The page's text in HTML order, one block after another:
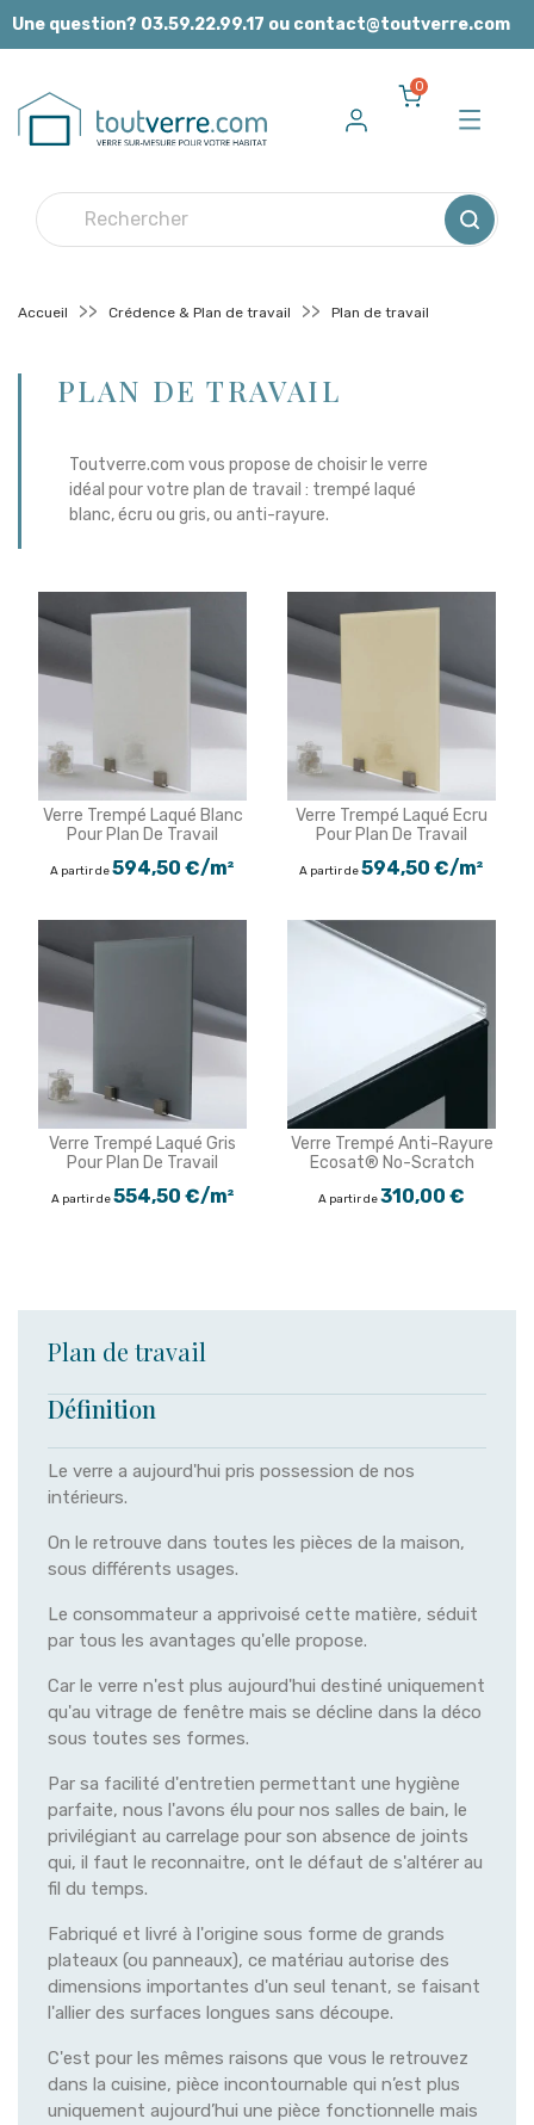
Panneau de gestion des cookies
Une question? 03.59.22.99.17 ou contact@toutverre.com
0
Accueil Crédence & Plan de travail Plan de travail
PLAN DE TRAVAIL
Toutverre.com vous propose de choisir le verre
idéal pour votre plan de travail : trempé laqué
blanc, écru ou gris, ou anti-rayure.
Verre Trempé Laqué Blanc
Pour Plan De Travail
A partir de594,50 €/m²
Verre Trempé Laqué Ecru
Pour Plan De Travail
A partir de594,50 €/m²
Verre Trempé Laqué Gris
Pour Plan De Travail
A partir de554,50 €/m²
Verre Trempé Anti-Rayure
Ecosat® No-Scratch
A partir de310,00 €
Plan de travail
Définition
Le verre a aujourd'hui pris possession de nos
intérieurs.
On le retrouve dans toutes les pièces de la maison,
sous différents usages.
Le consommateur a apprivoisé cette matière, séduit
par tous les avantages qu'elle propose.
Car le verre n'est plus aujourd'hui destiné uniquement
qu'au vitrage de fenêtre mais se décline dans la déco
sous toutes ses formes.
Par sa facilité d'entretien permettant une hygiène
parfaite, nous l'avons élu pour nos salles de bain, le
privilégiant au carrelage pour son absence de joints
qui, il faut le reconnaitre, ont le défaut de s'altérer au
fil du temps.
Fabriqué et livré à l'origine sous forme de grands
plateaux (ou panneaux), ce matériau autorise des
dimensions importantes d'un seul tenant, se faisant
l'allier des surfaces longues sans découpe.
C'est pour les mêmes raisons que vous le retrouvez
dans la cuisine, pièce incontournable qui n’est plus
uniquement aujourd’hui une pièce fonctionnelle mais